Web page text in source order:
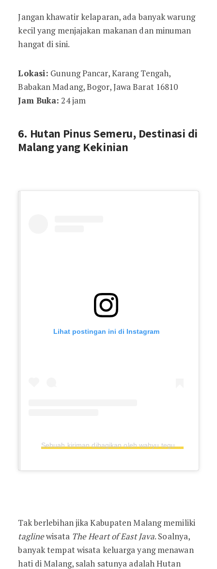
Jangan khawatir kelaparan, ada banyak warung
kecil yang menjajakan makanan dan minuman
hangat di sini.
Lokasi: Gunung Pancar, Karang Tengah,
Babakan Madang, Bogor, Jawa Barat 16810
Jam Buka: 24 jam
6. Hutan Pinus Semeru, Destinasi di
Malang yang Kekinian
Lihat postingan ini di Instagram
Sebuah kiriman dibagikan oleh wahyu teguh (@wahyuteguh99)
Tak berlebihan jika Kabupaten Malang memiliki
taglinewisata The Heart of East Java. Soalnya,
banyak tempat wisata keluarga yang menawan
hati di Malang, salah satunya adalah Hutan